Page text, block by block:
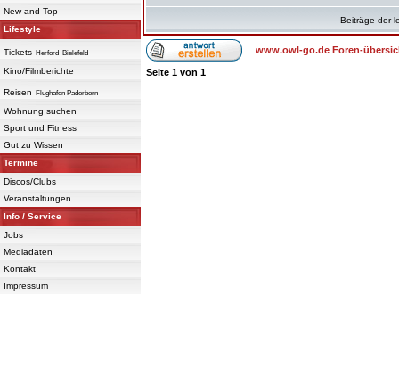
New and Top
Lifestyle
Tickets Herford Bielefeld
Kino/Filmberichte
Reisen Flughafen Paderborn
Wohnung suchen
Sport und Fitness
Gut zu Wissen
Termine
Discos/Clubs
Veranstaltungen
Info / Service
Jobs
Mediadaten
Kontakt
Impressum
Beiträge der
www.owl-go.de Foren-
Seite 1 von 1